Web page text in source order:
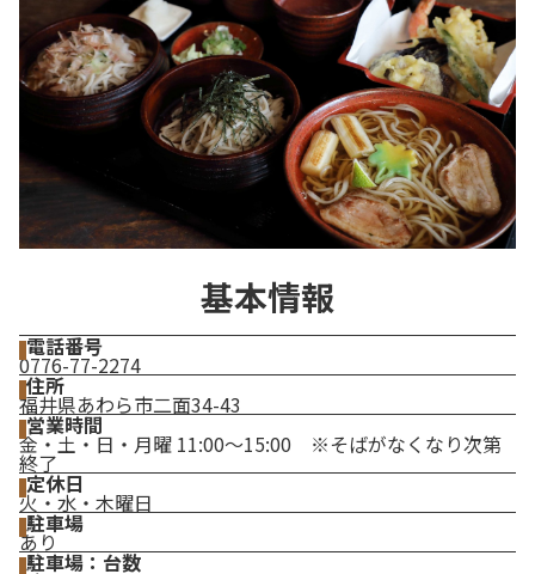
基本情報
電話番号
0776-77-2274
住所
福井県あわら市二面34-43
営業時間
金・土・日・月曜 11:00～15:00 ※そばがなくなり次第
終了
定休日
火・水・木曜日
駐車場
あり
駐車場：台数